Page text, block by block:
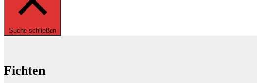
Suche schließen
Fichten